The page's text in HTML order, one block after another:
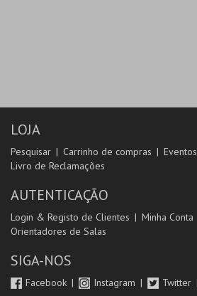
LOJA
Pesquisar Carrinho de compras Eventos
Livro de Reclamações
AUTENTICAÇÃO
Login & Registo de Clientes Minha Conta
Orientadores de Salas
SIGA-NOS
Facebook Instagram Twitter